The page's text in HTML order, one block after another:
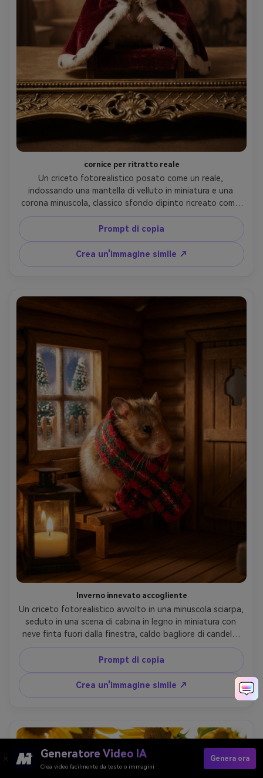
cornice per ritratto reale
Un criceto fotorealistico posato come un reale,
indossando una mantella di velluto in miniatura e una
corona minuscola, classico sfondo dipinto ricreato come
fotografia, morbida illuminazione Rembrandt, elegante
bordo della cornice dorata in primo piano, scattato su
Nikon Z8 85mm f/1.8, toni ricchi e caldi, pelliccia ultra-
dettagliata, espressione regale- -ar 4:5
Prompt di copia
Crea un'immagine simile ↗
Inverno innevato accogliente
Un criceto fotorealistico avvolto in una minuscola sciarpa,
seduto in una scena di cabina in legno in miniatura con
neve finta fuori dalla finestra, caldo bagliore di candela,
ombre morbide, scattato su Canon R6 85mm f/1.4,
profondità di campo bassa, accogliente umore invernale,
pelliccia dettagliata e texture di tessuto- -ar 4:5
Prompt di copia
Crea un'immagine simile ↗
Generatore Video IA
Crea video facilmente da testo o immagini
Genera ora